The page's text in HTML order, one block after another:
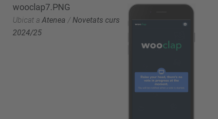
wooclap7.PNG
Ubicat a Atenea / Novetats curs
2024/25